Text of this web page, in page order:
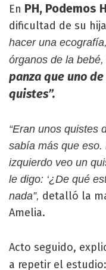
En PH, Podemos
dificultad de su
hacer una
órganos de la bebé,
panza que uno
quistes”.
“Eran unos quistes
sabía más que eso.
izquierdo veo un
le digo: ‘¿De qué
nada”, detalló la
Amelia.
Acto seguido,
a repetir el estudio: